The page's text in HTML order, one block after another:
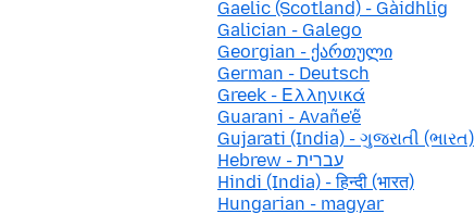
Gaelic (Scotland) - Gàidhlig
Galician - Galego
Georgian - ქართული
German - Deutsch
Greek - Ελληνικά
Guarani - Avañe'ẽ
Gujarati (India) - ગુજરાતી (ભારત)
Hebrew - עברית
Hindi (India) - हिन्दी (भारत)
Hungarian - magyar